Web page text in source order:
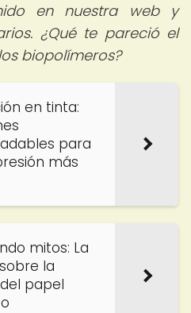
en nuestra web y
¿Qué te pareció el
biopolímeros?
en tinta:
para
más
mitos: La
la
papel